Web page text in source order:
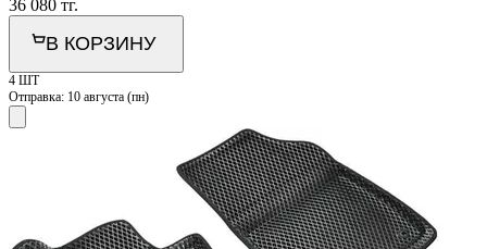
36 080 тг.
В КОРЗИНУ
4 ШТ
Отправка: 10 августа (пн)